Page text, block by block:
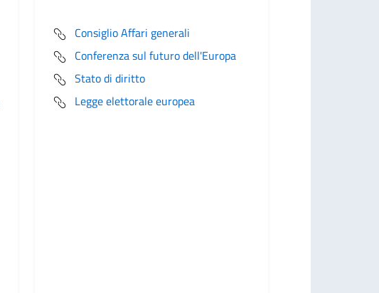
Consiglio Affari generali
Conferenza sul futuro dell'Europa
Stato di diritto
Legge elettorale europea